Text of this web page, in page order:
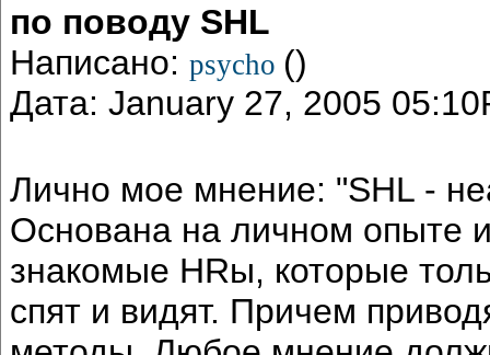
по поводу SHL
Написано: psycho ()
Дата: January 27, 2005
Лично мое мнение: "SHL -
Основана на личном опыте
знакомые HRы, которые
спят и видят. Причем